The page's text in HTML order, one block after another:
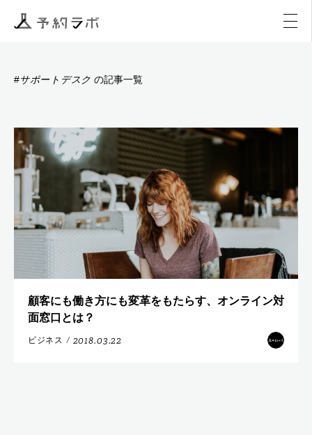
アクティビティ
#サポートデスク の記事一覧
顧客にも働き方にも変革をもたらす、オンライン対
面窓口とは？
ビジネス / 2018.03.22